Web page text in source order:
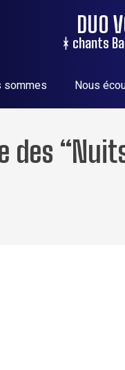
DUO
ᚼ chants
sommes Nous
des